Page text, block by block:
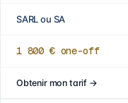
SARL ou SA
1 800 € one-off
Obtenir mon tarif →